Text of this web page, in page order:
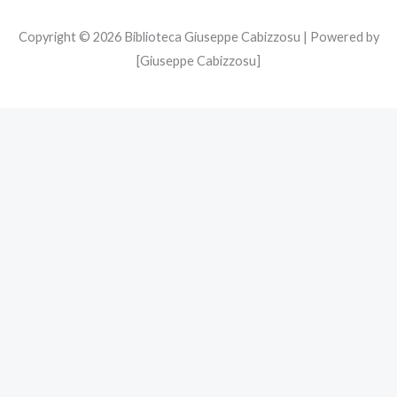
Copyright © 2026 Biblioteca Giuseppe Cabizzosu | Powered by
[Giuseppe Cabizzosu]